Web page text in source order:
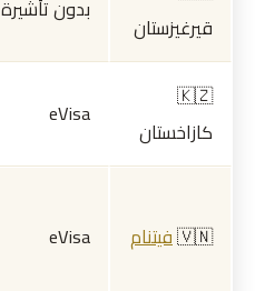
قيرغيزستان
بدون تأشيرة
🇰🇿
كازاخستان
eVisa
🇻🇳فيتنام eVisa